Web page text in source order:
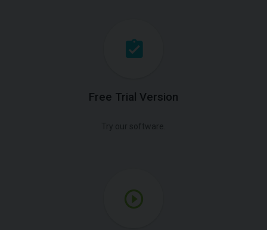
Free Trial Version